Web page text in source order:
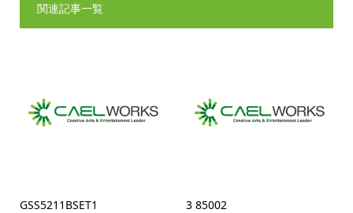
関連記事一覧
GSS5211BSET1 3 85002